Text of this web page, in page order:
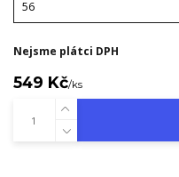
Nejsme plátci DPH
549 Kč/ks